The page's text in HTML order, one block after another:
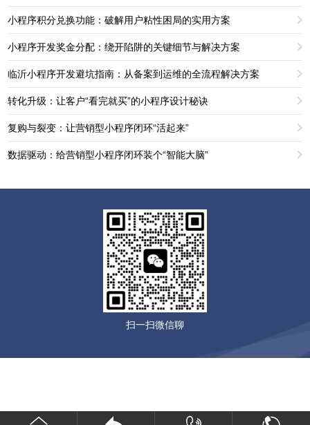
小程序积分兑换功能：破解用户粘性困局的实用方案
小程序开发奖金分配：绕开陷阱的关键细节与解决方案
临沂小程序开发避坑指南：从备案到运维的全流程解决方案
转化升级：让客户“看完就买”的小程序设计秘诀
复购与裂变：让营销型小程序闭环“活起来”
数据驱动：给营销型小程序闭环装个“智能大脑”
扫一扫微信聊